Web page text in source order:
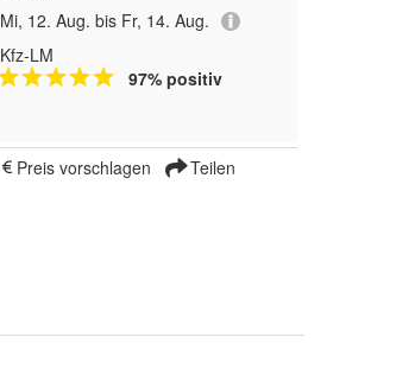
Mi, 12. Aug. bis Fr, 14. Aug.
Kfz-LM
97% positiv
Preis vorschlagen Teilen